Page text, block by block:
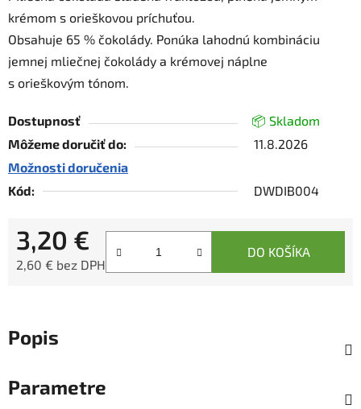
krémom s orieškovou príchuťou.
Obsahuje 65 % čokolády. Ponúka lahodnú kombináciu
jemnej mliečnej čokolády a krémovej náplne
s orieškovým tónom.
Dostupnosť
📦 Skladom
Môžeme doručiť do:
11.8.2026
Možnosti doručenia
Kód:
DWDIB004
3,20 €
2,60 € bez DPH
DO KOŠÍKA
Popis
Parametre